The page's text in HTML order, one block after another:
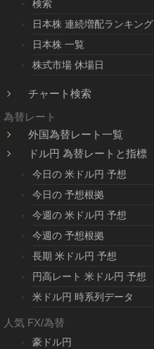
検索
日本株 連続増配ランキング
日本株 一覧
株式市場 休場日
チャート検索
為替レート
外国為替レート一覧
ドル円 為替レートと指標
今日の 米ドル円 予想
今日の 予想根拠
今週の 米ドル円 予想
今週の 予想根拠
長期 米ドル円 予想
円高レート 米ドル円 予想
米ドル円 時系列データ
人気 FX/為替
豪ドル円